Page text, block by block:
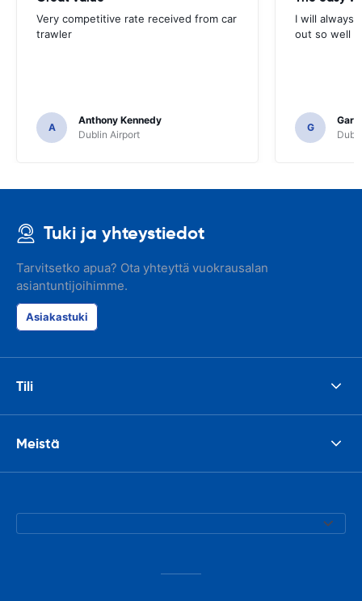
Very competitive rate received from car
trawler
A
Anthony Kennedy
Dublin Airport
I will always
out so well
G
Gary
Tuki ja yhteystiedot
Tarvitsetko apua? Ota yhteyttä vuokrausalan
asiantuntijoihimme.
Asiakastuki
Tili
Meistä